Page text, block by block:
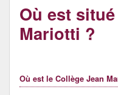
La pédagogie.
Projets, clubs et options
Le forum santé du collège
Où est
Mariotti ?
Où est le Collège Jean